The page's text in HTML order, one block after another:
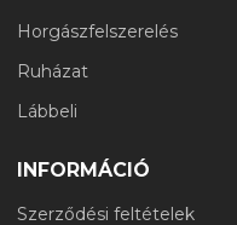
Horgászfelszerelés
Ruházat
Lábbeli
INFORMÁCIÓ
Szerződési feltételek